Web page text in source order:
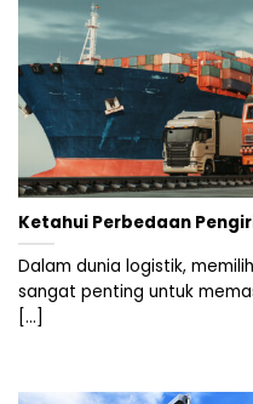
Ketahui Perbedaan
Dalam dunia logistik,
sangat penting untuk
[...]